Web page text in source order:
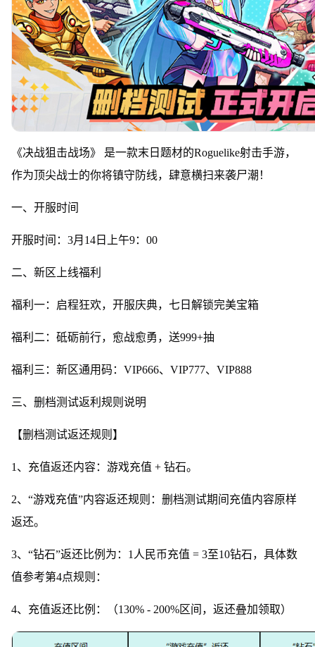
《决战狙击战场》 是一款末日题材的Roguelike射击手游，
作为顶尖战士的你将镇守防线，肆意横扫来袭尸潮！
一、开服时间
开服时间：3月14日上午9：00
二、新区上线福利
福利一：启程狂欢，开服庆典，七日解锁完美宝箱
福利二：砥砺前行，愈战愈勇，送999+抽
福利三：新区通用码：VIP666、VIP777、VIP888
三、删档测试返利规则说明
【删档测试返还规则】
1、充值返还内容：游戏充值 + 钻石。
2、“游戏充值”内容返还规则：删档测试期间充值内容原样
返还。
3、“钻石”返还比例为：1人民币充值 = 3至10钻石，具体数
值参考第4点规则：
4、充值返还比例：（130% - 200%区间，返还叠加领取）